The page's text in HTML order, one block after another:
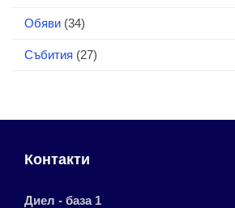
Обяви (34)
Събития (27)
Контакти
Диел - база 1